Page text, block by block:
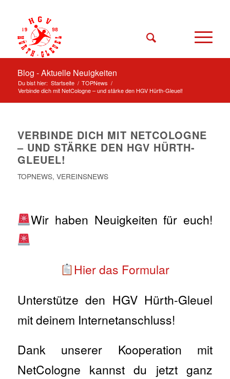
Blog - Aktuelle Neuigkeiten
Du bist hier: Startseite / TOPNews /
Verbinde dich mit NetCologne – und stärke den HGV Hürth-Gleuel!
VERBINDE DICH MIT NETCOLOGNE
– UND STÄRKE DEN HGV HÜRTH-
GLEUEL!
TOPNEWS, VEREINSNEWS
Wir haben Neuigkeiten für euch!
Hier das Formular
Unterstütze den HGV Hürth-Gleuel
mit deinem Internetanschluss!
Dank unserer Kooperation mit
NetCologne kannst du jetzt ganz